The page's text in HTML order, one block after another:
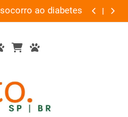
transforma agosto em um
diversão e